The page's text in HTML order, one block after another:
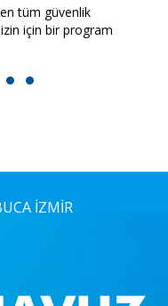
tüm güvenlik
için bir program
6 7
İZMIR